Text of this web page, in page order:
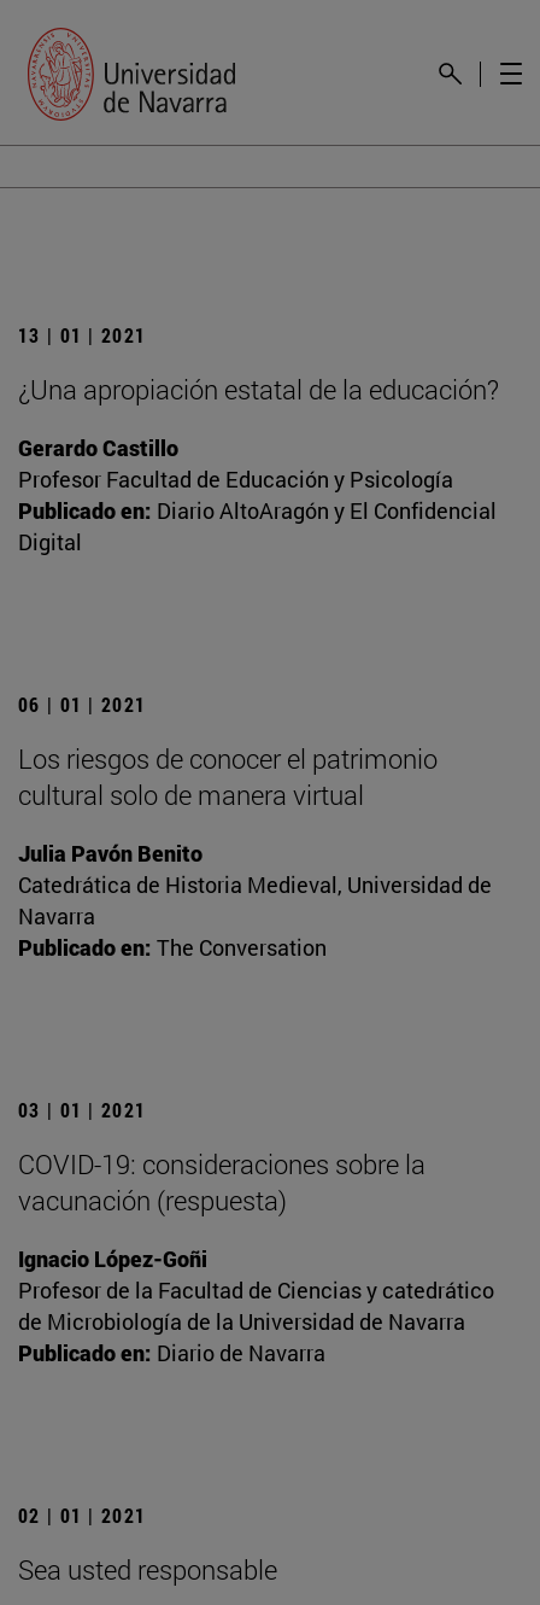
13 | 01 | 2021
¿Una apropiación estatal de la educación?
Gerardo Castillo
Profesor Facultad de Educación y Psicología
Publicado en: Diario AltoAragón y El Confidencial
Digital
06 | 01 | 2021
Los riesgos de conocer el patrimonio
cultural solo de manera virtual
Julia Pavón Benito
Catedrática de Historia Medieval, Universidad de
Navarra
Publicado en: The Conversation
03 | 01 | 2021
COVID-19: consideraciones sobre la
vacunación (respuesta)
Ignacio López-Goñi
Profesor de la Facultad de Ciencias y catedrático
de Microbiología de la Universidad de Navarra
Publicado en: Diario de Navarra
02 | 01 | 2021
Sea usted responsable